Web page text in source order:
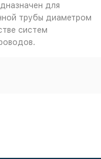
для
трубы диаметром
систем